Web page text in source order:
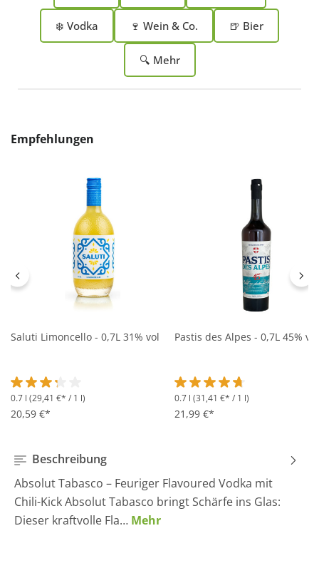
❄️ Vodka 🍷 Wein & Co. 🍺 Bier
🔍 Mehr
Produktgalerie überspringen
Empfehlungen
Saluti Limoncello - 0,7L 31% vol
Durchschnittliche Bewertung von 3.2 von 5 Sternen
0.7 l (29,41 €* / 1 l)
20,59 €*
Pastis des Alpes - 0,7L 45% vol
Durchschnittliche
0.7 l (31,41 €* / 1 l)
21,99 €*
Beschreibung
Absolut Tabasco – Feuriger Flavoured Vodka mit
Chili-Kick Absolut Tabasco bringt Schärfe ins Glas:
Dieser kraftvolle Fla… Mehr